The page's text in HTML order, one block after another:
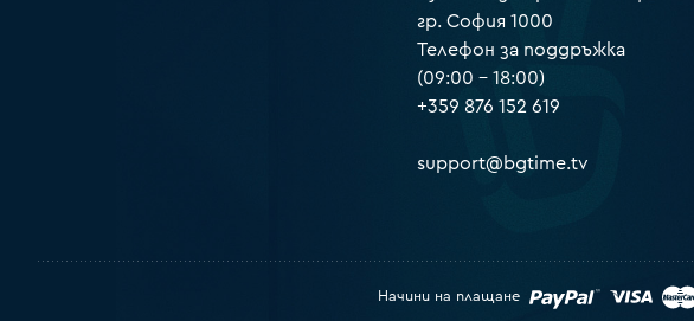
гр. София 1000
Телефон за поддръжка
(09:00 – 18:00)
+359 876 152 619
support@bgtime.tv
Начини на плащане